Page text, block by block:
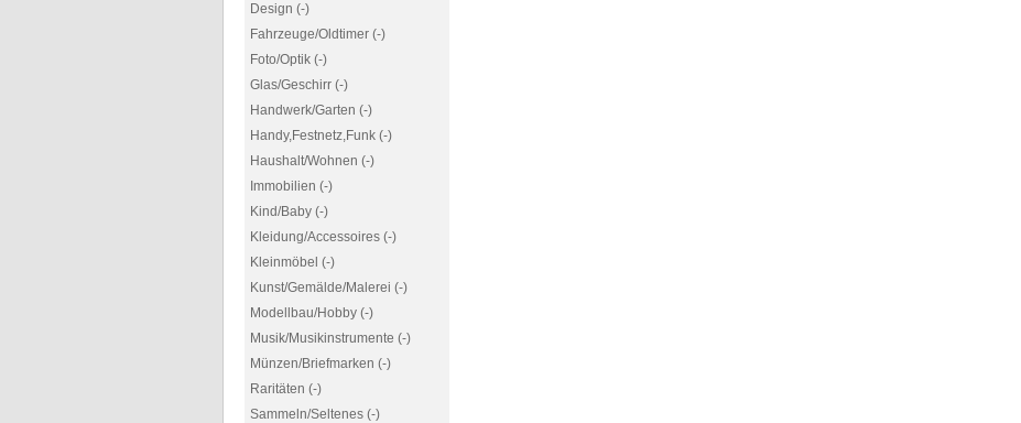
Design (-)
Fahrzeuge/Oldtimer (-)
Foto/Optik (-)
Glas/Geschirr (-)
Handwerk/Garten (-)
Handy,Festnetz,Funk (-)
Haushalt/Wohnen (-)
Immobilien (-)
Kind/Baby (-)
Kleidung/Accessoires (-)
Kleinmöbel (-)
Kunst/Gemälde/Malerei (-)
Modellbau/Hobby (-)
Musik/Musikinstrumente (-)
Münzen/Briefmarken (-)
Raritäten (-)
Sammeln/Seltenes (-)